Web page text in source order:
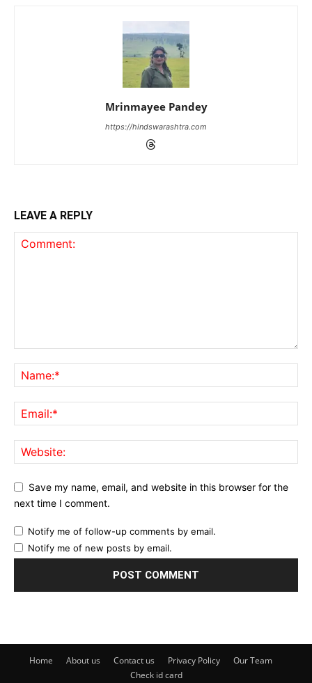
Mrinmayee Pandey
https://hindswarashtra.com
LEAVE A REPLY
Save my name, email, and website in this browser for the
next time I comment.
Notify me of follow-up comments by email.
Notify me of new posts by email.
Home About us Contact us Privacy Policy
Our Team
Check id card